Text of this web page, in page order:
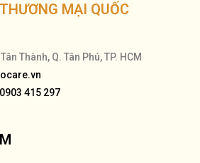
MẠI QUỐC
Thành, Q. Tân Phú, TP. HCM
0903 415 297